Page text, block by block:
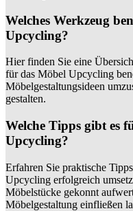
Welches Werkzeug
Upcycling?
Hier finden Sie eine
für das Möbel Upcycling
Möbelgestaltungsideen
gestalten.
Welche Tipps gibt es
Upcycling?
Erfahren Sie praktische
Upcycling erfolgreich
Möbelstücke gekonnt
Möbelgestaltung einfließen